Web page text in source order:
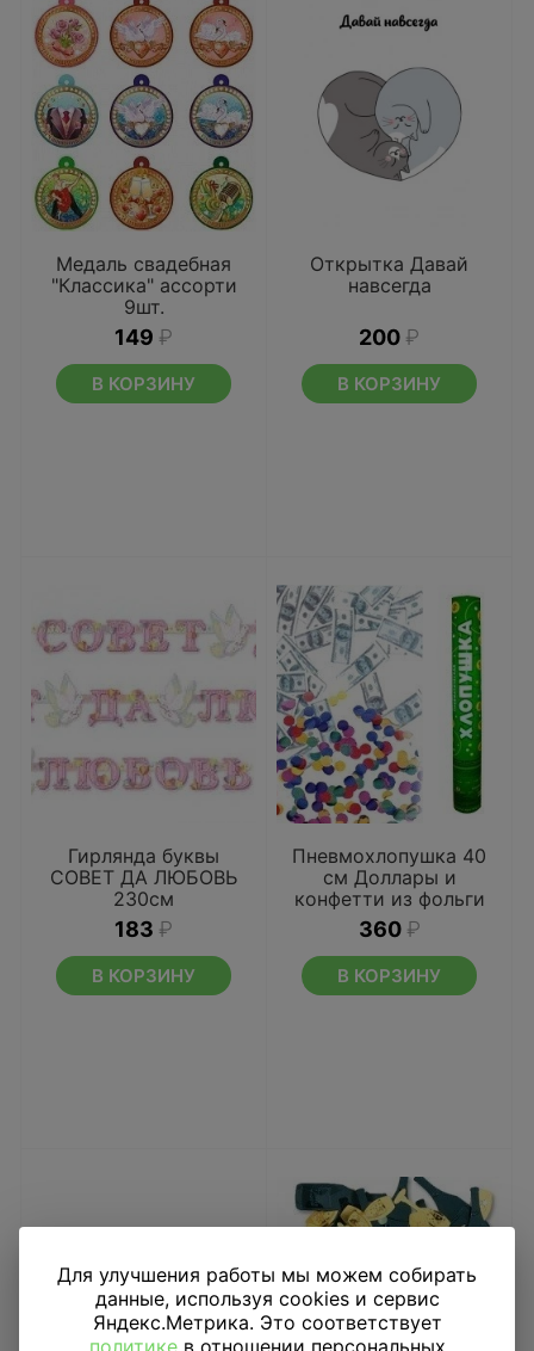
Медаль свадебная
"Классика" ассорти
9шт.
149 ₽
В КОРЗИНУ
Открытка Давай
навсегда
200 ₽
В КОРЗИНУ
Гирлянда буквы
СОВЕТ ДА ЛЮБОВЬ
230см
183 ₽
В КОРЗИНУ
Пневмохлопушка 40
см Доллары и
конфетти из фольги
360 ₽
В КОРЗИНУ
Для улучшения работы мы можем собирать
данные, используя cookies и сервис
Яндекс.Метрика. Это соответствует
политикев отношении персональных